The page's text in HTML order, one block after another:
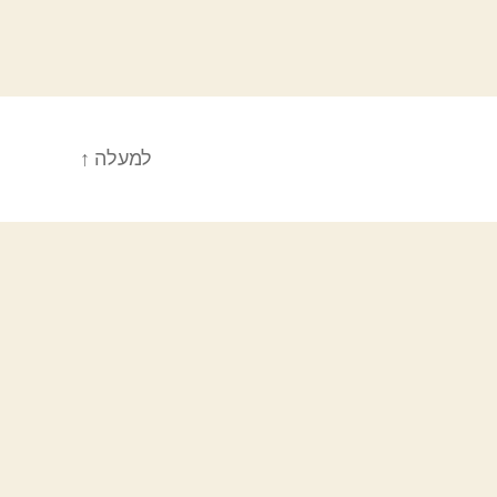
למעלה ↑